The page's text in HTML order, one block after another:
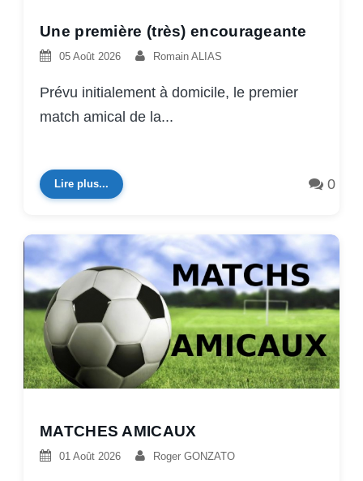
Une première (très) encourageante
05 Août 2026 Romain ALIAS
Prévu initialement à domicile, le premier
match amical de la...
Lire plus... 0
MATCHES AMICAUX
01 Août 2026 Roger GONZATO